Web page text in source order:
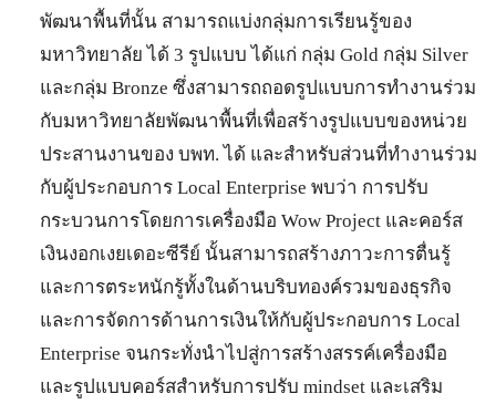
พัฒนาพื้นที่นั้น สามารถแบ่งกลุ่มการเรียนรู้ของ
มหาวิทยาลัย ได้ 3 รูปแบบ ได้แก่ กลุ่ม Gold กลุ่ม Silver
และกลุ่ม Bronze ซึ่งสามารถถอดรูปแบบการทำงานร่วม
กับมหาวิทยาลัยพัฒนาพื้นที่เพื่อสร้างรูปแบบของหน่วย
ประสานงานของ บพท. ได้ และสำหรับส่วนที่ทำงานร่วม
กับผู้ประกอบการ Local Enterprise พบว่า การปรับ
กระบวนการโดยการเครื่องมือ Wow Project และคอร์ส
เงินงอกเงยเดอะซีรีย์ นั้นสามารถสร้างภาวะการตื่นรู้
และการตระหนักรู้ทั้งในด้านบริบทองค์รวมของธุรกิจ
และการจัดการด้านการเงินให้กับผู้ประกอบการ Local
Enterprise จนกระทั่งนำไปสู่การสร้างสรรค์เครื่องมือ
และรูปแบบคอร์สสำหรับการปรับ mindset และเสริม